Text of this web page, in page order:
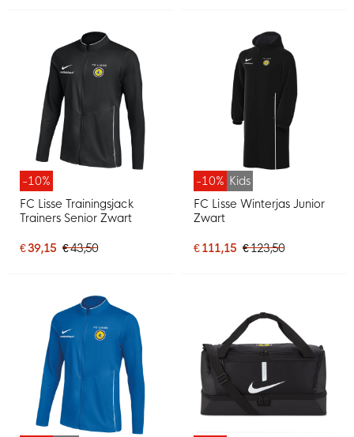
-10%
FC Lisse Trainingsjack
Trainers Senior Zwart
€ 39,15 € 43,50
-10% Kids
FC Lisse Winterjas Junior
Zwart
€ 111,15 € 123,50